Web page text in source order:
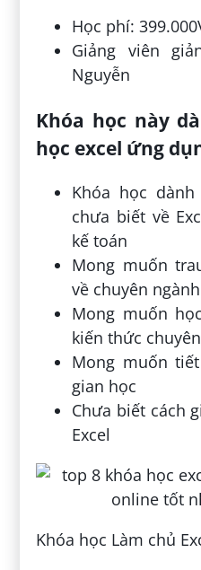
Học phí:
Giảng viên
Nguyễn
Khóa học này
học excel ứng
Khóa học
chưa biết về
kế toán
Mong muốn
về chuyên ngành
Mong muốn
kiến thức
Mong muốn
gian học
Chưa biết cách
Excel
Khóa học Làm chủ